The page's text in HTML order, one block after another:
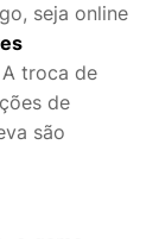
seja online
A troca de
de
são